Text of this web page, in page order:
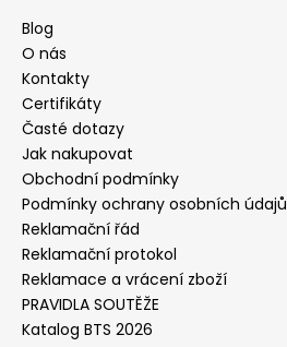
Blog
O nás
Kontakty
Certifikáty
Časté dotazy
Jak nakupovat
Obchodní podmínky
Podmínky ochrany osobních údajů
Reklamační řád
Reklamační protokol
Reklamace a vrácení zboží
PRAVIDLA SOUTĚŽE
Katalog BTS 2026